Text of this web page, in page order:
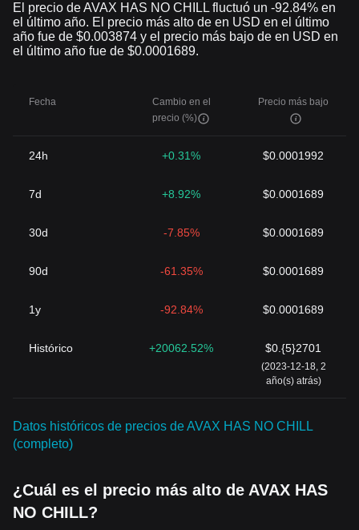
El precio de AVAX HAS NO CHILL fluctuó un -92.84% en
el último año. El precio más alto de en USD en el último
año fue de $0.003874 y el precio más bajo de en USD en
el último año fue de $0.0001689.
Fecha
Cambio en el
precio (%)
Precio más bajo
24h +0.31% $0.0001992
7d +8.92% $0.0001689
30d -7.85% $0.0001689
90d -61.35% $0.0001689
1y -92.84% $0.0001689
Histórico +20062.52% $0.{5}2701
(2023-12-18, 2
año(s) atrás)
Datos históricos de precios de AVAX HAS NO CHILL
(completo)
¿Cuál es el precio más alto de AVAX HAS
NO CHILL?